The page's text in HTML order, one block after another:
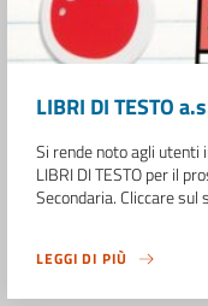
LIBRI DI TESTO
Si rende noto agli utenti
LIBRI DI TESTO per il
Secondaria. Cliccare
LEGGI DI PIÙ